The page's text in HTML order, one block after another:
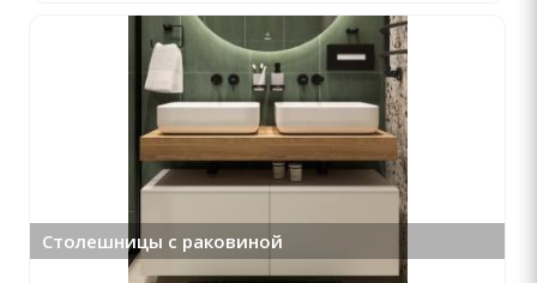
Столешницы с раковиной